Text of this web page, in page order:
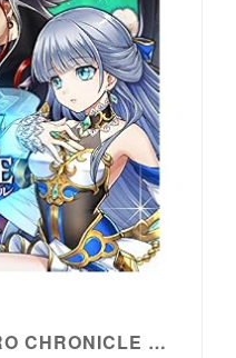
白猫プロジェクト『ZERO CHRONICLE ～はじまりの罪～ 』オリジナルサウンドトラック